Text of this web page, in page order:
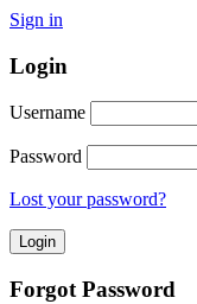
Sign in
Login
Username
Password
Lost your password?
Forgot Password